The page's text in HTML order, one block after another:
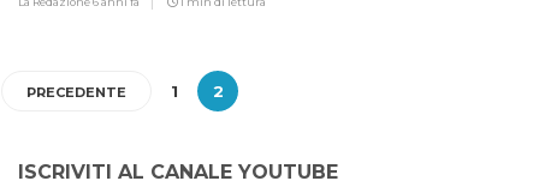
PRECEDENTE 1 2
ISCRIVITI AL CANALE YOUTUBE